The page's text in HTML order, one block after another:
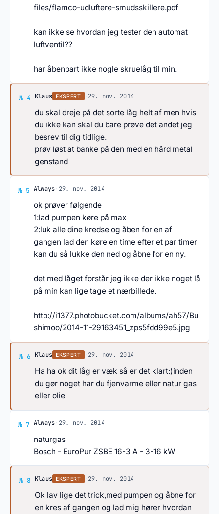
files/flamco-udluftere-smudsskillere.pdf
kan ikke se hvordan jeg tester den automat
luftventil??
har åbenbart ikke nogle skruelåg til min.
№ 4 Svar af Klaus
Klaus EKSPERT 29. nov. 2014
du skal dreje på det sorte låg helt af men hvis
du ikke kan skal du bare prøve det andet jeg
besrev til dig tidlige.
prøv løst at banke på den med en hård metal
genstand
№ 5 Svar af Always
Always· 29. nov. 2014
ok prøver følgende
1:lad pumpen køre på max
2:luk alle dine kredse og åben for en af
gangen lad den køre en time efter et par timer
kan du så lukke den ned og åbne for en ny.
det med låget forstår jeg ikke der ikke noget lå
på min kan lige tage et nærbillede.
http://i1377.photobucket.com/albums/ah57/Bu
shimoo/2014-11-29163451_zps5fdd99e5.jpg
№ 6 Svar af Klaus
Klaus EKSPERT 29. nov. 2014
Ha ha ok dit låg er væk så er det klart:)inden
du gør noget har du fjenvarme eller natur gas
eller olie
№ 7 Svar af Always
Always· 29. nov. 2014
naturgas
Bosch - EuroPur ZSBE 16-3 A - 3-16 kW
№ 8 Svar af Klaus
Klaus EKSPERT 29. nov. 2014
Ok lav lige det trick,med pumpen og åbne for
en kres af gangen og lad mig hører hvordan